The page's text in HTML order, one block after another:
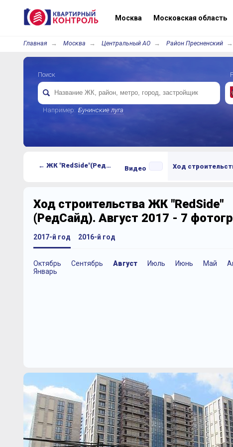
Москва Московская область
Главная Москва Центральный АО Район Пресненский
Поиск
Например: Бунинские луга
← ЖК "RedSide"(РедСайд) Видео Ход
Ход строительства ЖК "RedSide"
(РедСайд). Август 2017 - 7
2017-й год
Октябрь Сентябрь Август Июль Июнь Май
Январь
2016-й год